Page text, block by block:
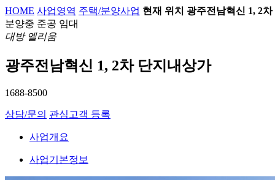
HOME 사업영역 주택/분양사업 현재 위치 광주전남혁신 1, 2
분양중 준공 임대
대방 엘리움
광주전남혁신 1, 2차 단지내상가
1688-8500
상담/문의 관심고객 등록
사업개요
사업기본정보